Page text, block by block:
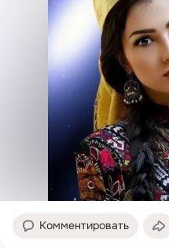
Комментировать